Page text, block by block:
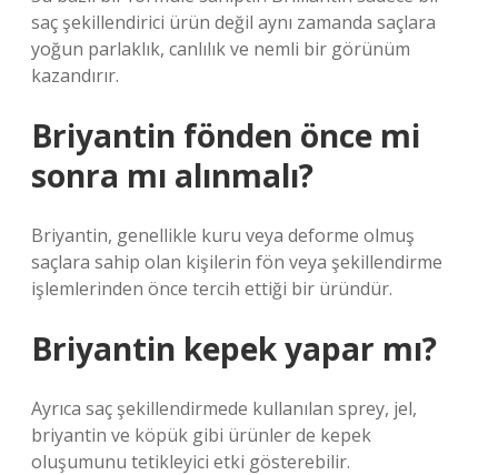
saç şekillendirici ürün değil aynı zamanda saçlara
yoğun parlaklık, canlılık ve nemli bir görünüm
kazandırır.
Briyantin fönden önce mi
sonra mı alınmalı?
Briyantin, genellikle kuru veya deforme olmuş
saçlara sahip olan kişilerin fön veya şekillendirme
işlemlerinden önce tercih ettiği bir üründür.
Briyantin kepek yapar mı?
Ayrıca saç şekillendirmede kullanılan sprey, jel,
briyantin ve köpük gibi ürünler de kepek
oluşumunu tetikleyici etki gösterebilir.